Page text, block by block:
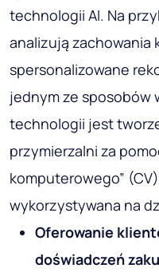
technologii AI. Na
analizują zachowania
spersonalizowane
jednym ze sposobów
technologii jest
przymierzalni za
komputerowego”
wykorzystywana na
Oferowanie
doświadczeń